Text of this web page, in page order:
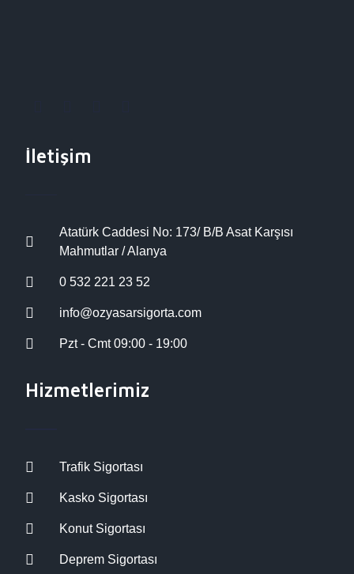
İletişim
Atatürk Caddesi No: 173/ B/B Asat Karşısı
Mahmutlar / Alanya
0 532 221 23 52
info@ozyasarsigorta.com
Pzt - Cmt 09:00 - 19:00
Hizmetlerimiz
Trafik Sigortası
Kasko Sigortası
Konut Sigortası
Deprem Sigortası